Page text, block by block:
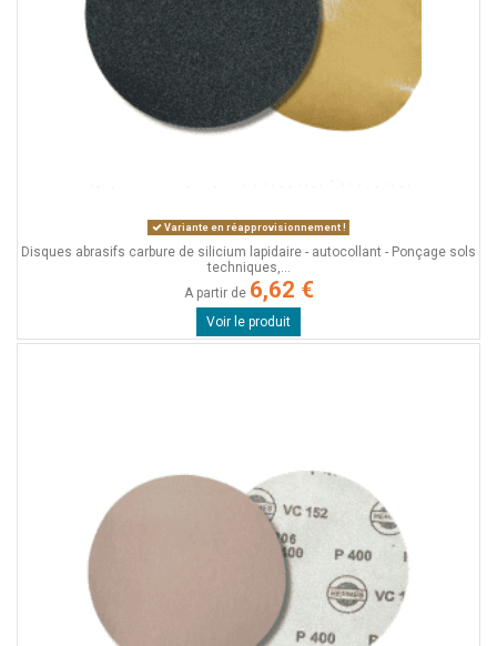
Variante en réapprovisionnement !
Disques abrasifs carbure de silicium lapidaire - autocollant - Ponçage sols
techniques,...
A partir de 6,62 €
Voir le produit